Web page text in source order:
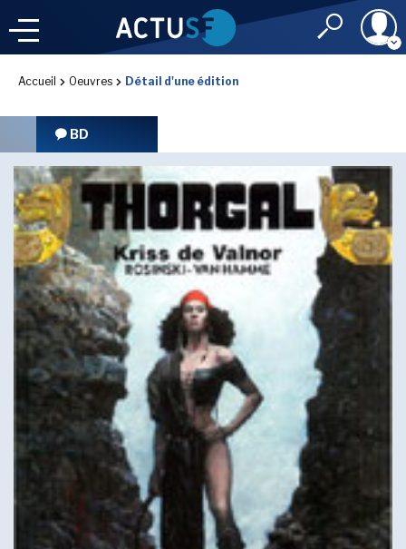
Mot de passe
Rester
CONNEXION
J'ai oublié mon
Toujours pas
NOSRUBRIQUES
LES UTOPIALES 2025
IMAGINALES 2026
SENSE OF WONDER
Accueil Oeuvres Détail d'une édition
BD